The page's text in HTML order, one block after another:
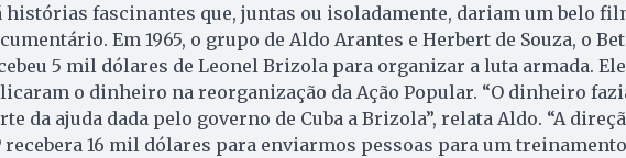
histórias fascinantes que, juntas ou isoladamente, dariam um belo
Em 1965, o grupo de Aldo Arantes e Herbert de Souza, o
5 mil dólares de Leonel Brizola para organizar a luta armada.
o dinheiro na reorganização da Ação Popular. “O dinheiro
da ajuda dada pelo governo de Cuba a Brizola”, relata Aldo. “A
recebera 16 mil dólares para enviarmos pessoas para um treinamento